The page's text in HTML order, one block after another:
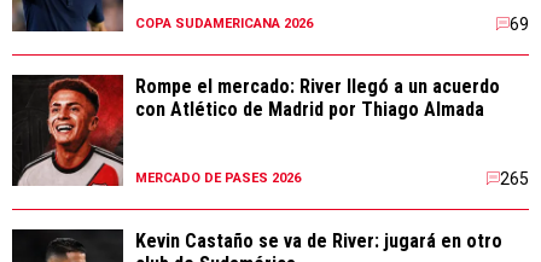
COPA SUDAMERICANA 2026 69
Rompe el mercado: River llegó a un acuerdo
con Atlético de Madrid por Thiago Almada
MERCADO DE PASES 2026 265
Kevin Castaño se va de River: jugará en otro